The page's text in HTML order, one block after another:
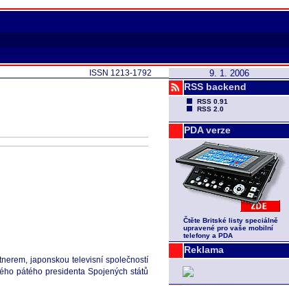
9. 1. 2006
RSS backend
RSS 0.91
RSS 2.0
PDA verze
Čtěte Britské listy speciálně
upravené pro vaše mobilní
telefony a PDA
Reklama
ISSN 1213-1792
japonskou televisní společností
pátého presidenta Spojených států